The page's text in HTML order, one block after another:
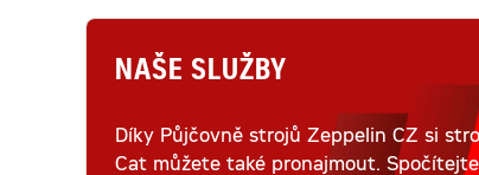
NAŠE SLUŽBY
Díky Půjčovně strojů Zeppelin CZ si
Cat můžete také pronajmout.